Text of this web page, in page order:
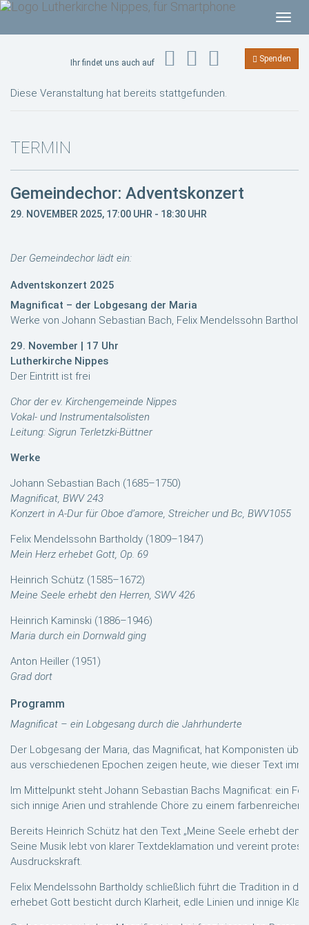
T
o
g
g
Ihr findet uns auch auf Spenden
Diese Veranstaltung hat bereits stattgefunden.
TERMIN
Gemeindechor: Adventskonzert
29. NOVEMBER 2025, 17:00 UHR - 18:30 UHR
Der Gemeindechor lädt ein:
Adventskonzert 2025
Magnificat – der Lobgesang der Maria
Werke von Johann Sebastian Bach, Felix Mendelssohn
29. November | 17 Uhr
Lutherkirche Nippes
Der Eintritt ist frei
Chor der ev. Kirchengemeinde Nippes
Vokal- und Instrumentalsolisten
Leitung: Sigrun Terletzki-Büttner
Werke
Johann Sebastian Bach (1685–1750)
Magnificat, BWV 243
Konzert in A-Dur für Oboe d’amore, Streicher und Bc, BWV1055
Felix Mendelssohn Bartholdy (1809–1847)
Mein Herz erhebet Gott, Op. 69
Heinrich Schütz (1585–1672)
Meine Seele erhebt den Herren, SWV 426
Heinrich Kaminski (1886–1946)
Maria durch ein Dornwald ging
Anton Heiller (1951)
Grad dort
Programm
Magnificat – ein Lobgesang durch die Jahrhunderte
Der Lobgesang der Maria, das Magnificat, hat Komponisten
aus verschiedenen Epochen zeigen heute, wie dieser Text
Im Mittelpunkt steht Johann Sebastian Bachs Magnificat: ein
sich innige Arien und strahlende Chöre zu einem farbenreichen
Bereits Heinrich Schütz hat den Text „Meine Seele erhebt den
Seine Musik lebt von klarer Textdeklamation und vereint
Ausdruckskraft.
Felix Mendelssohn Bartholdy schließlich führt die Tradition in
erhebet Gott besticht durch Klarheit, edle Linien und innige